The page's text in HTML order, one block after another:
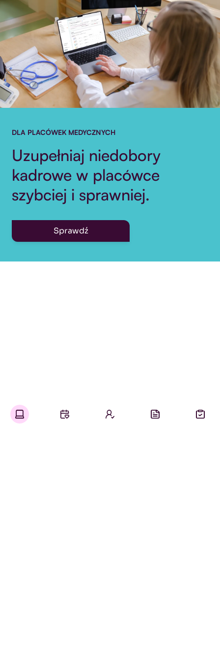
DLA PLACÓWEK MEDYCZNYCH
Uzupełniaj niedobory
kadrowe w placówce
szybciej i sprawniej.
Sprawdź